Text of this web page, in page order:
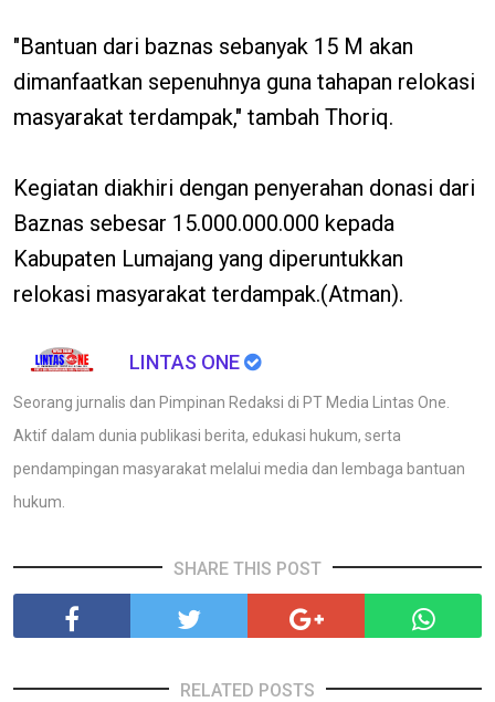
"Bantuan dari baznas sebanyak 15 M akan
dimanfaatkan sepenuhnya guna tahapan relokasi
masyarakat terdampak," tambah Thoriq.
Kegiatan diakhiri dengan penyerahan donasi dari
Baznas sebesar 15.000.000.000 kepada
Kabupaten Lumajang yang diperuntukkan
relokasi masyarakat terdampak.(Atman).
LINTAS ONE
Seorang jurnalis dan Pimpinan Redaksi di PT Media Lintas One.
Aktif dalam dunia publikasi berita, edukasi hukum, serta
pendampingan masyarakat melalui media dan lembaga bantuan
hukum.
SHARE THIS POST
RELATED POSTS